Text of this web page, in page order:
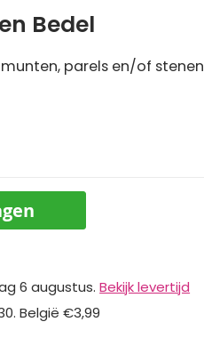
Bedel
parels en/of stenen
6 augustus. Bekijk levertijd
België €3,99